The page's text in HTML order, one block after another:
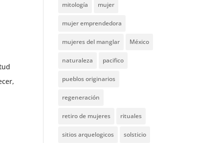
mitología mujer
mujer emprendedora
mujeres del manglar México
naturaleza pacifico
pueblos originarios
regeneración
retiro de mujeres rituales
sitios arquelogicos solsticio